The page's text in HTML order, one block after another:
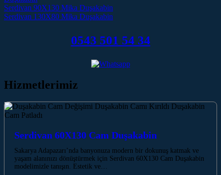
Post navigation
Serdivan 90X130 Mika Duşakabin
Serdivan 130X80 Mika Duşakabin
0543 501 54 34
Hizmetlerimiz
Serdivan 60X130 Cam Duşakabin
Sakarya Adapazarı’nda banyonuza modern bir dokunuş katmak ve
yaşam alanınızı dönüştürmek için Serdivan 60X130 Cam Duşakabin
modelimizle tanışın. Estetik ve…